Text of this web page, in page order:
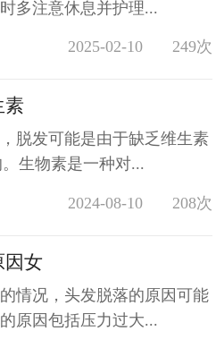
多注意休息并护理...
2025-02-10 249次
素
脱发可能是由于缺乏维生素
生物素是一种对...
2024-08-10 208次
因女
情况，头发脱落的原因可能
原因包括压力过大...